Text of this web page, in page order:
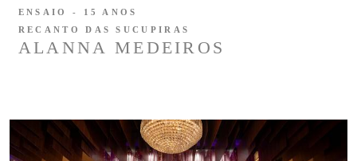
ALANNA MEDEIROS
ENSAIO - 15 ANOS
RECANTO DAS SUCUPIRAS